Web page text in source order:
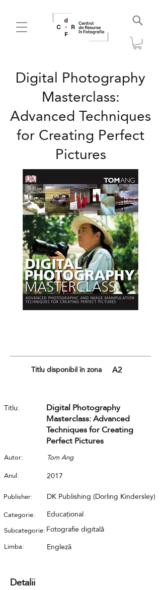
Digital Photography
Masterclass:
Advanced Techniques
for Creating Perfect
Pictures
Titlu disponibil în zona A2
Titlu:
Digital Photography
Masterclass: Advanced
Techniques for Creating
Perfect Pictures
Autor:
Tom Ang
Anul:
2017
Publisher: DK Publishing (Dorling Kindersley)
Categorie: Educațional
Subcategorie: Fotografie digitală
Limba: Engleză
Detalii